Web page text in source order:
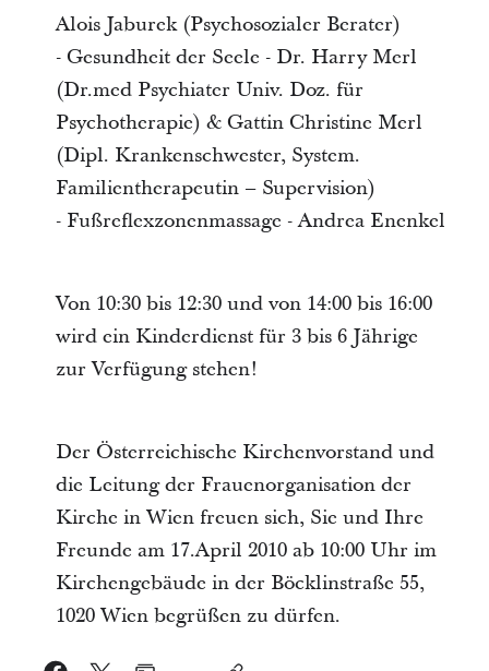
Alois Jaburek (Psychosozialer Berater)
- Gesundheit der Seele - Dr. Harry Merl
(Dr.med Psychiater Univ. Doz. für
Psychotherapie) & Gattin Christine Merl
(Dipl. Krankenschwester, System.
Familientherapeutin – Supervision)
- Fußreflexzonenmassage - Andrea Enenkel
Von 10:30 bis 12:30 und von 14:00 bis 16:00
wird ein Kinderdienst für 3 bis 6 Jährige
zur Verfügung stehen!
Der Österreichische Kirchenvorstand und
die Leitung der Frauenorganisation der
Kirche in Wien freuen sich, Sie und Ihre
Freunde am 17.April 2010 ab 10:00 Uhr im
Kirchengebäude in der Böcklinstraße 55,
1020 Wien begrüßen zu dürfen.